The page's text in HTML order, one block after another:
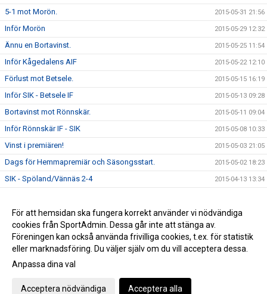
5-1 mot Morön. 2015-05-31 21:56
Inför Morön 2015-05-29 12:32
Ännu en Bortavinst. 2015-05-25 11:54
Inför Kågedalens AIF 2015-05-22 12:10
Förlust mot Betsele. 2015-05-15 16:19
Inför SIK - Betsele IF 2015-05-13 09:28
Bortavinst mot Rönnskär. 2015-05-11 09:04
Inför Rönnskär IF - SIK 2015-05-08 10:33
Vinst i premiären! 2015-05-03 21:05
Dags för Hemmapremiär och Säsongsstart. 2015-05-02 18:23
SIK - Spöland/Vännäs 2-4 2015-04-13 13:34
Vinst mot MSK2 2015-03-30 10:45
Sandvik - IFK Umeå 2-3 2015-03-22 20:44
Gå till Webbversion
För att hemsidan ska fungera korrekt använder vi nödvändiga
cookies från SportAdmin. Dessa går inte att stänga av.
Föreningen kan också använda frivilliga cookies, t.ex. för statistik
eller marknadsföring. Du väljer själv om du vill acceptera dessa.
Anpassa dina val
Acceptera nödvändiga Acceptera alla